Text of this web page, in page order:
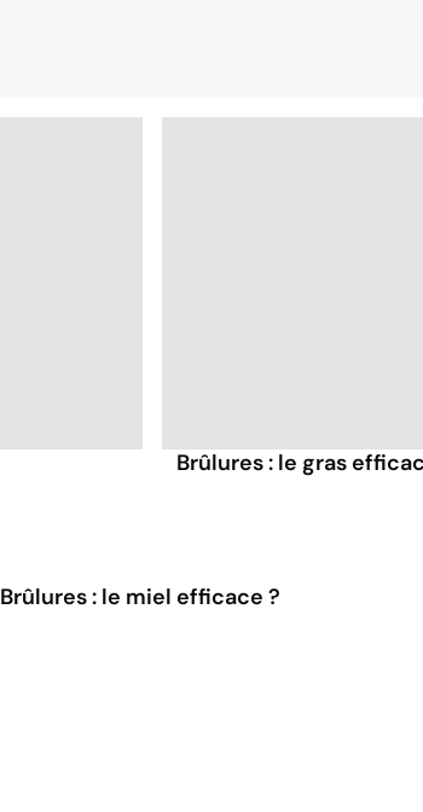
Brûlures : le gras
Brûlures : le miel efficace ?